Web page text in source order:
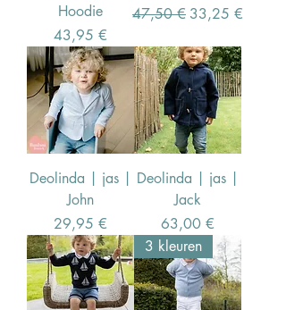
Hoodie
Preis
43,95 €
Standardpreis
47,50 € Sale-Preis
33,25 €
Deolinda | jas |
John
Preis
29,95 €
Deolinda | jas |
Jack
Preis
63,00 €
3 kleuren